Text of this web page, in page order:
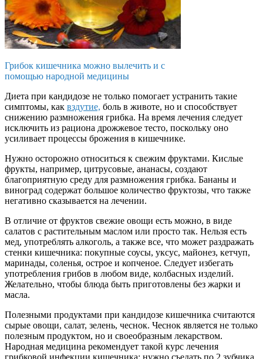
Грибок кишечника можно вылечить и с
помощью народной медицины
Диета при кандидозе не только помогает устранить такие
симптомы, как вздутие, боль в животе, но и способствует
снижению размножения грибка. На время лечения следует
исключить из рациона дрожжевое тесто, поскольку оно
усиливает процессы брожения в кишечнике.
Нужно осторожно относиться к свежим фруктами. Кислые
фрукты, например, цитрусовые, ананасы, создают
благоприятную среду для размножения грибка. Бананы и
виноград содержат большое количество фруктозы, что также
негативно сказывается на лечении.
В отличие от фруктов свежие овощи есть можно, в виде
салатов с растительным маслом или просто так. Нельзя есть
мед, употреблять алкоголь, а также все, что может раздражать
стенки кишечника: покупные соусы, уксус, майонез, кетчуп,
маринады, соленья, острое и копченое. Следует избегать
употребления грибов в любом виде, колбасных изделий.
Желательно, чтобы блюда быть приготовлены без жарки и
масла.
Полезными продуктами при кандидозе кишечника считаются
сырые овощи, салат, зелень, чеснок. Чеснок является не только
полезным продуктом, но и своеобразным лекарством.
Народная медицина рекомендует такой курс лечения
грибковой инфекции кишечника: нужно съедать по 2 зубчика